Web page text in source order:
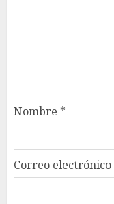
Nombre *
Correo electrónico